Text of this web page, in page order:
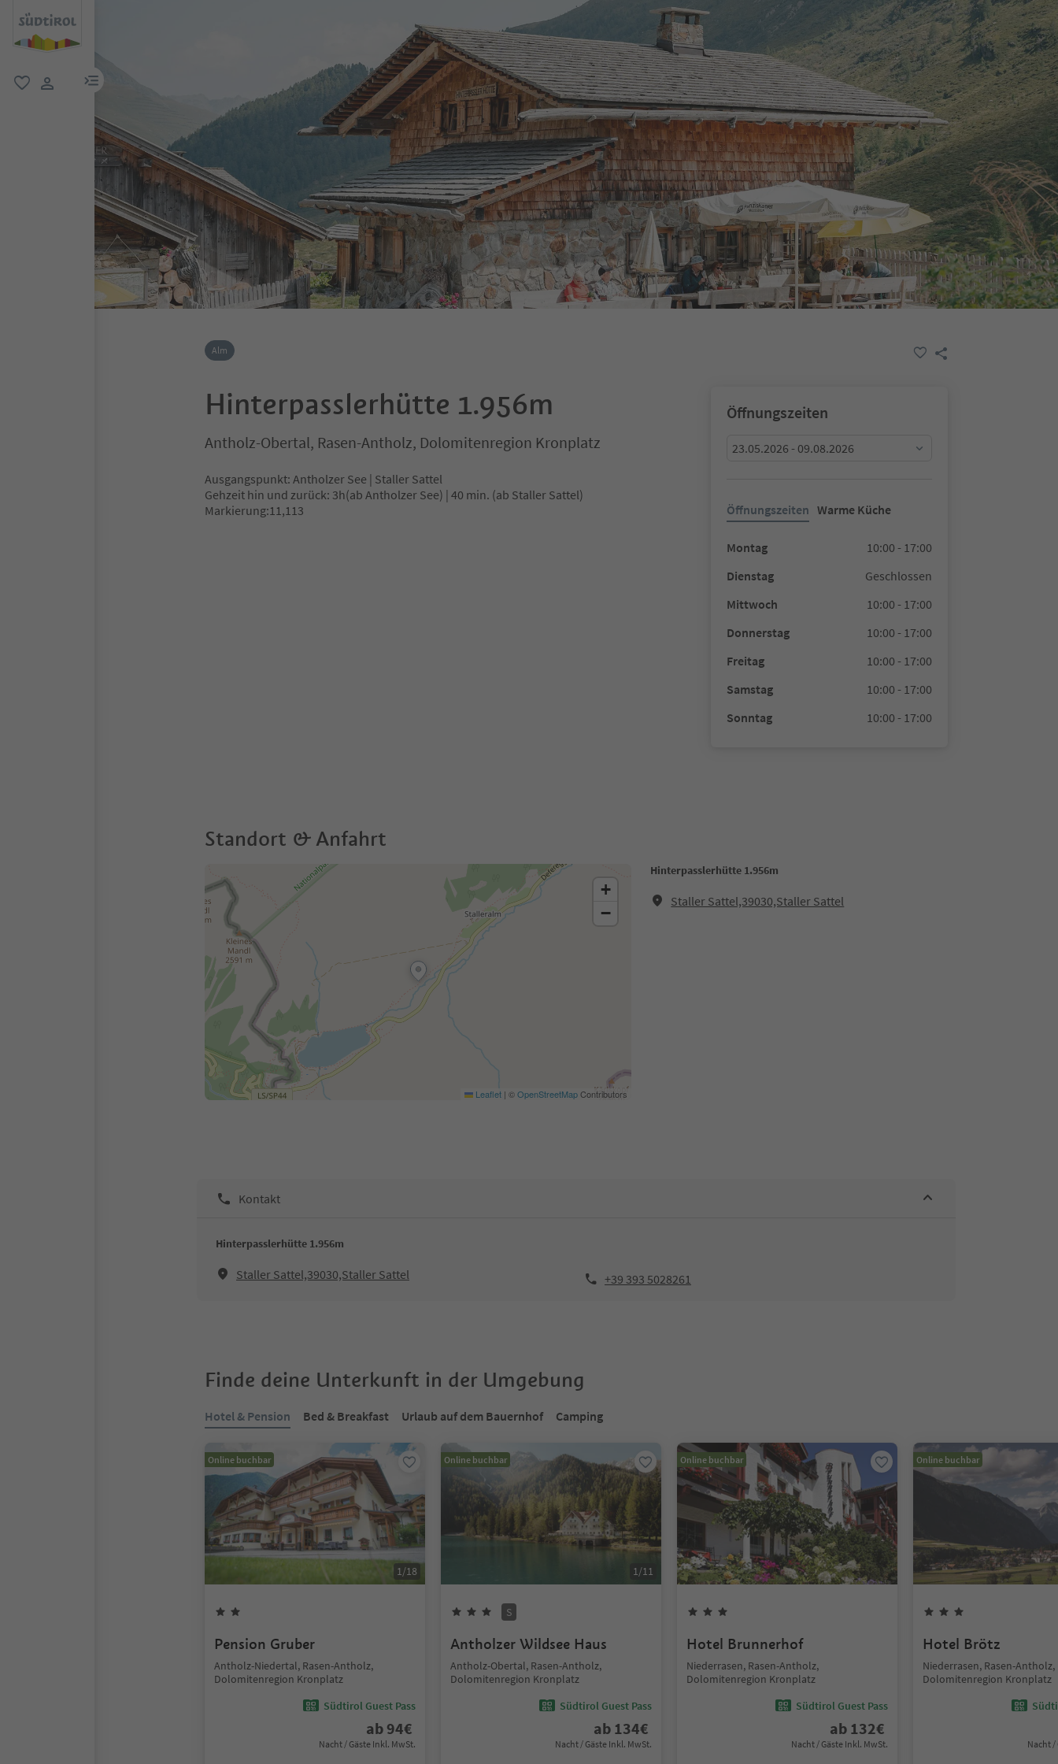
menu link
Alm
Hinterpasslerhütte 1.956m
Antholz-Obertal, Rasen-Antholz, Dolomitenregion Kronplatz
Ausgangspunkt: Antholzer See | Staller Sattel
Gehzeit hin und zurück: 3h(ab Antholzer See) | 40 min. (ab Staller Sattel)
Markierung:11,113
Öffnungszeiten
23.05.2026 - 09.08.2026
Öffnungszeiten Warme Küche
Montag
10:00 - 17:00
Dienstag
Geschlossen
Mittwoch
10:00 - 17:00
Donnerstag
10:00 - 17:00
Freitag
10:00 - 17:00
Samstag
10:00 - 17:00
Sonntag
10:00 - 17:00
Standort & Anfahrt
Hinterpasslerhütte 1.956m
Staller Sattel,39030,Staller Sattel
+
−
Leaflet | ©OpenStreetMapContributors
Kontakt
Hinterpasslerhütte 1.956m
Staller Sattel,39030,Staller Sattel +39 393 5028261
Finde deine Unterkunft in der Umgebung
Hotel & Pension Bed & Breakfast Urlaub auf dem Bauernhof Camping
Online buchbar
1/18
Pension Gruber
Antholz-Niedertal, Rasen-Antholz,
Dolomitenregion Kronplatz
Südtirol Guest Pass
ab 94€
Nacht / Gäste Inkl. MwSt.
Online buchbar
1/11
S
Antholzer Wildsee Haus
Antholz-Obertal, Rasen-Antholz,
Dolomitenregion Kronplatz
Südtirol Guest Pass
ab 134€
Nacht / Gäste Inkl. MwSt.
Online buchbar
Hotel Brunnerhof
Niederrasen, Rasen-Antholz,
Dolomitenregion Kronplatz
Südtirol Guest Pass
ab 132€
Nacht / Gäste Inkl. MwSt.
Online buchbar
Hotel Brötz
Niederrasen, Rasen-Antholz,
Dolomitenregion Kronplatz
Nacht /